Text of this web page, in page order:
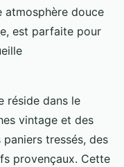
atmosphère douce
est parfaite pour
réside dans le
vintage et des
tressés, des
provençaux. Cette